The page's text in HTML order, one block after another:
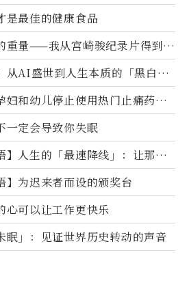
是最佳的健康食品
重量——我从宫崎骏纪录片得到的
从AI盛世到人生本质的「黑白一
妇和幼儿停止使用热门止痛药泰
一定会导致你失眠
】人生的「最速降线」：让那道
向自己
】为迟来者而设的颁奖台
心可以让工作更快乐
眠」：见证世界历史转动的声音